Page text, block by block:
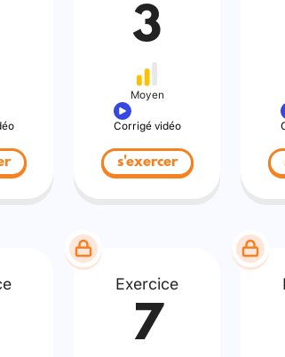
3
Moyen
Corrigé vidéo
s'exercer
Exercice
7